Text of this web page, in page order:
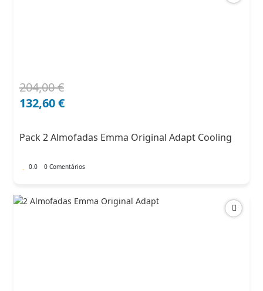
204,00€
O
preço
204,00 €.
132,60€
O
preço
132,60 €.
Pack 2 Almofadas Emma Original Adapt Cooling
0.0 0 Comentários